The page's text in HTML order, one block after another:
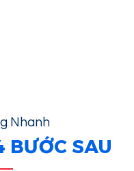
Nhanh
BƯỚC SAU